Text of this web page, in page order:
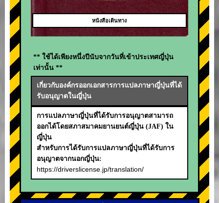
หนังสือเดินทาง
** ใช้ได้เพียงหนึ่งปีนับจากวันที่เข้าประเทศญี่ปุ่น
เท่านั้น **
เกี่ยวกับองค์กรออกเอกสารการแปลภาษาญี่ปุ่นที่ได้
รับอนุญาตในญี่ปุ่น
การแปลภาษาญี่ปุ่นที่ได้รับการอนุญาตสามารถ
ออกได้โดยสภาสมาคมยานยนต์ญี่ปุ่น (JAF) ใน
ญี่ปุ่น
สำหรับการได้รับการแปลภาษาญี่ปุ่นที่ได้รับการ
อนุญาตจากนอกญี่ปุ่น:
https://driverslicense.jp/translation/